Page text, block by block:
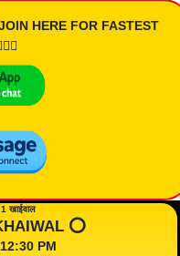
HERE FOR FASTEST
खाईवाल
⭕️
12:30 PM